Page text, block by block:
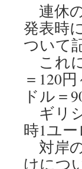
連休
発表時
ついて
これ
＝120
ドル＝
ギリ
時1ユ
対岸
けにつ